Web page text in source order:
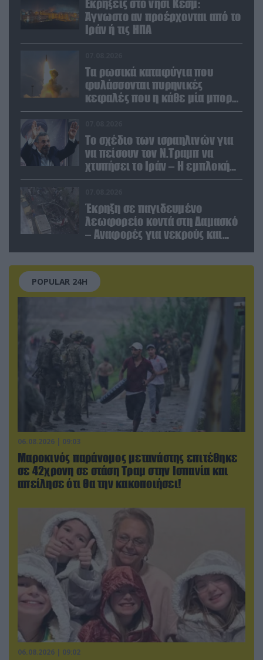
Εκρήξεις στο νησί Κεσμ:
Άγνωστο αν προέρχονται από το
Ιράν ή τις ΗΠΑ
Τα ρωσικά καταφύγια που
φυλάσσονται πυρηνικές
κεφαλές που η κάθε μία μπορεί
να καταστρέψει «μία
Το σχέδιο των ισραηλινών για
να πείσουν τον Ν.Τραμπ να
χτυπήσει το Ιράν – Η εμπλοκή
του Μ.Αχμαντινετζάντ
Έκρηξη σε παγιδευμένο
λεωφορείο κοντά στη Δαμασκό
– Αναφορές για νεκρούς και
POPULAR 24H
06.08.2026 | 09:03
Μαροκινός παράνομος μετανάστης επιτέθηκε
σε 42χρονη σε στάση Τραμ στην Ισπανία και
απείλησε ότι θα την κακοποιήσει!
06.08.2026 | 09:02